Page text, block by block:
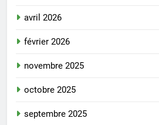
avril 2026
février 2026
novembre 2025
octobre 2025
septembre 2025